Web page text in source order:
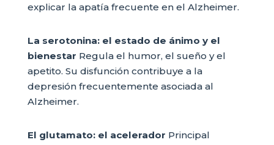
explicar la apatía frecuente en el Alzheimer.
La serotonina: el estado de ánimo y el
bienestar Regula el humor, el sueño y el
apetito. Su disfunción contribuye a la
depresión frecuentemente asociada al
Alzheimer.
El glutamato: el acelerador Principal